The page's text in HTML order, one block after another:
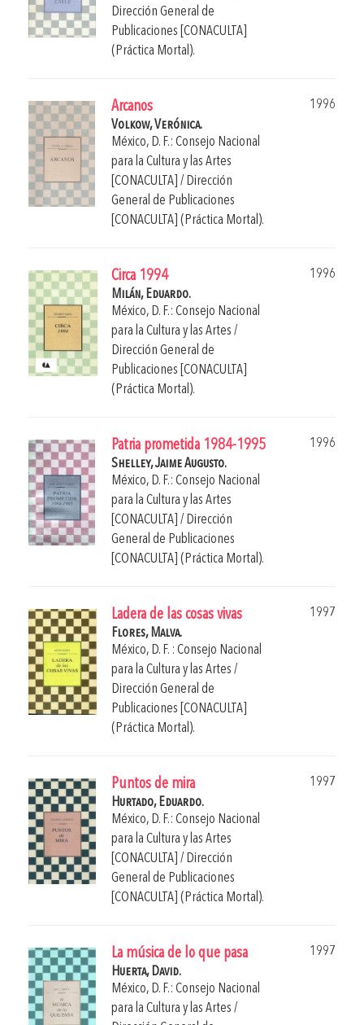
Dirección General de
Publicaciones [CONACULTA]
(Práctica Mortal).
Arcanos
1996
Volkow, Verónica.
México, D. F.: Consejo Nacional
para la Cultura y las Artes
[CONACULTA] / Dirección
General de Publicaciones
[CONACULTA] (Práctica Mortal).
Circa 1994
1996
Milán, Eduardo.
México, D. F.: Consejo Nacional
para la Cultura y las Artes /
Dirección General de
Publicaciones [CONACULTA]
(Práctica Mortal).
Patria prometida 1984-1995
1996
Shelley, Jaime Augusto.
México, D. F.: Consejo Nacional
para la Cultura y las Artes
[CONACULTA] / Dirección
General de Publicaciones
[CONACULTA] (Práctica Mortal).
Ladera de las cosas vivas
1997
Flores, Malva.
México, D. F. : Consejo Nacional
para la Cultura y las Artes /
Dirección General de
Publicaciones [CONACULTA]
(Práctica Mortal).
Puntos de mira
1997
Hurtado, Eduardo.
México, D. F.: Consejo Nacional
para la Cultura y las Artes
[CONACULTA] / Dirección
General de Publicaciones
[CONACULTA] (Práctica Mortal).
La música de lo que pasa
1997
Huerta, David.
México, D. F.: Consejo Nacional
para la Cultura y las Artes /